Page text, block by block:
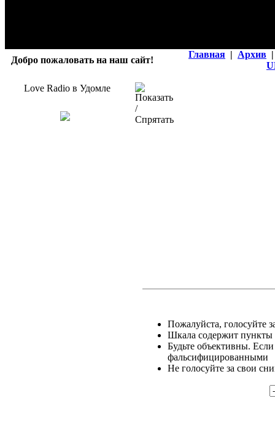
Добро пожаловать на наш сайт!
Главная | Архив |
Love Radio в Удомле
Пожалуйста, голосуйте
Шкала содержит пункты
Будьте объективны.
фальсифицированными
Не голосуйте за свои